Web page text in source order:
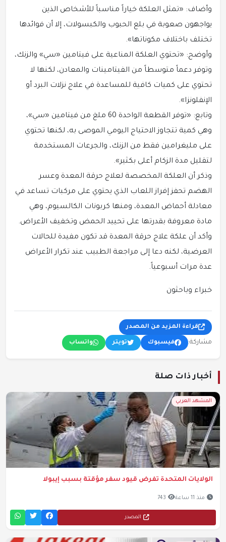
وأضاف: «تمثل العلكة خياراً مناسباً للأشخاص الذين
يواجهون صعوبة في بلع الحبوب والكبسولات، إلا أن فوائدها
تختلف باختلاف مكوناتها».
وأوضح: «تحتوي العلكة المناعية على فيتامين «سي» والزنك،
وتوفر دعماً متوسطاً من الفيتامينات والمعادن، لكنها لا
تحتوي على كميات كافية للمساعدة في علاج نزلات البرد أو
الإنفلونزا».
وتابع: «توفر القطعة الواحدة 60 ملغ من فيتامين «سي»،
وهي كمية تتجاوز الاحتياج اليومي الموصى به، لكنها تحتوي
على مليغرامين فقط من الزنك، والجرعات المستخدمة
لتقليل مدة الزكام أعلى بكثير».
وذكر أن العلكة المخصصة لعلاج حرقة المعدة وعسر
الهضم تحفز إفراز اللعاب الذي يحتوي على مركبات تساعد في
معادلة أحماض المعدة، ومنها كربونات الكالسيوم، وهي
مادة معروفة بقدرتها على تحييد الحمض وتخفيف الأعراض.
وأكد أن علكة علاج حرقة المعدة قد تكون مفيدة للحالات
العرضية، لكنه دعا إلى مراجعة الطبيب عند تكرار الأعراض
عدة مرات أسبوعياً.
خبراء وباحثون
قراءة المزيد من المصدر
مشاركة: فيسبوك تويتر واتساب
أخبار ذات صلة
المشهد العربي
الولايات المتحدة تفرض قيود سفر مؤقتة بسبب إيبولا
منذ 11 ساعة 743
المصدر